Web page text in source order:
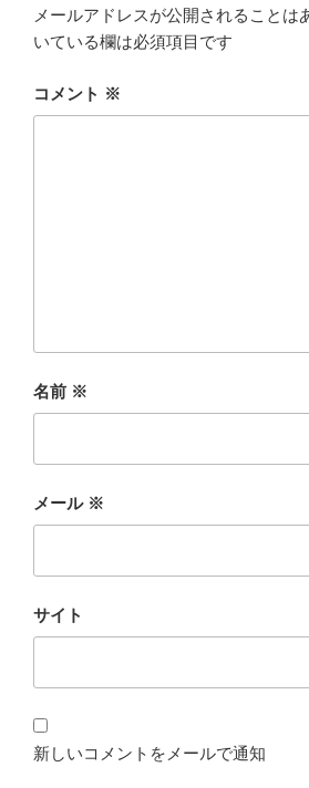
メールアドレスが公開されることは
いている欄は必須項目です
コメント ※
名前 ※
メール ※
サイト
新しいコメントをメールで通知